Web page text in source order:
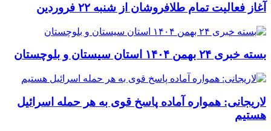
آغاز فعالیت تمام طلافروشان از شنبه ۲۲ فروردین
بسته خبری ۲۴ بهمن ۱۴۰۴ استان سیستان و بلوچستان
لاریجانی: همواره آماده پاسخ قوی به هر حمله اسرائیل
هستیم